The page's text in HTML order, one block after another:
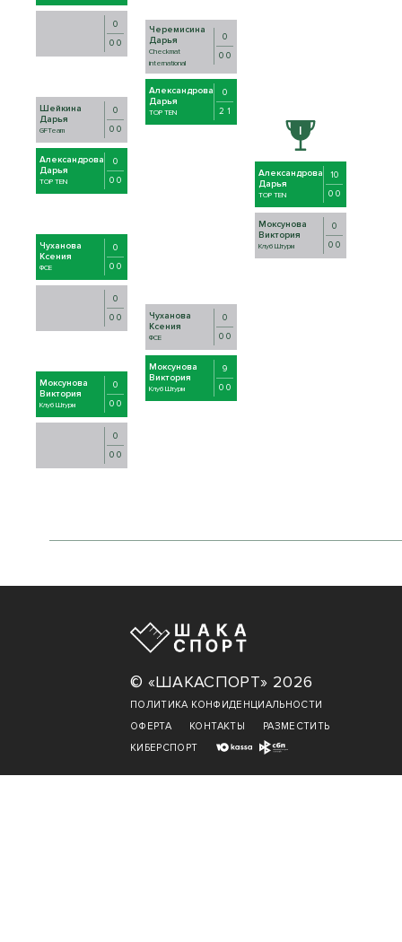
0
0 0
Шейкина
Дарья
GFTeam
0
0 0
Александрова
Дарья
TOP TEN
0
0 0
Чуханова
Ксения
ФСЕ
0
0 0
0
0 0
Моксунова
Виктория
Клуб Штурм
0
0 0
0
0 0
Черемисина
Дарья
Checkmat
international
0
0 0
Александрова
Дарья
TOP TEN
0
2 1
Чуханова
Ксения
ФСЕ
0
0 0
Моксунова
Виктория
Клуб Штурм
9
0 0
Александрова
Дарья
TOP TEN
10
0 0
Моксунова
Виктория
Клуб Штурм
0
0 0
© «ШАКАСПОРТ» 2026
ПОЛИТИКА КОНФИДЕНЦИАЛЬНОСТИ
ОФЕРТА
КОНТАКТЫ
РАЗМЕСТИТЬ
КИБЕРСПОРТ